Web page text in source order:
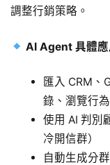
調整行銷策略。
AI Agent 具體應
匯入 CRM、
錄、瀏覽行
使用 AI 判別
冷開信群）
自動生成分